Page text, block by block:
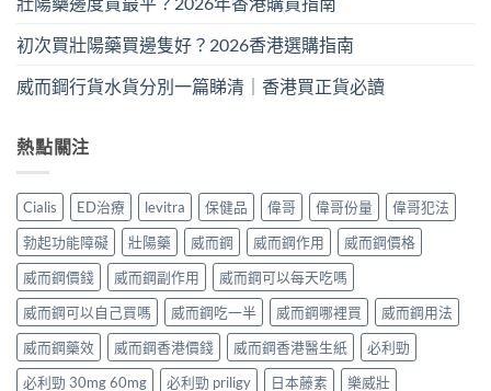
初次買壯陽藥買邊隻好？2026香港選購指南
威而鋼行貨水貨分別一篇睇清｜香港買正貨必讀
熱點關注
Cialis ED治療 levitra 保健品 偉哥 偉哥份量
偉哥犯法
勃起功能障礙
壯陽藥 威而鋼 威而鋼作用
威而鋼價格
威而鋼價錢
威而鋼副作用
威而鋼可以每天吃嗎
威而鋼可以自己買嗎
威而鋼吃一半 威而鋼哪裡買
威而鋼用法
威而鋼藥效
威而鋼香港價錢 威而鋼香港醫生紙
必利勁
必利勁 30mg 60mg
必利勁 priligy 日本藤素 樂威壯